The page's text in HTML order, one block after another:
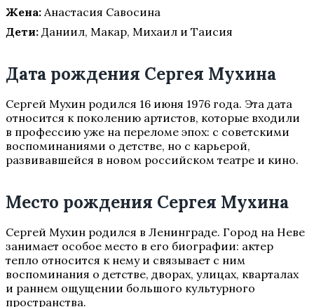
Жена: Анастасия Савосина
Дети: Даниил, Макар, Михаил и Таисия
Дата рождения Сергея Мухина
Сергей Мухин родился 16 июня 1976 года. Эта дата
относится к поколению артистов, которые входили
в профессию уже на переломе эпох: с советскими
воспоминаниями о детстве, но с карьерой,
развивавшейся в новом российском театре и кино.
Место рождения Сергея Мухина
Сергей Мухин родился в Ленинграде. Город на Неве
занимает особое место в его биографии: актер
тепло относится к нему и связывает с ним
воспоминания о детстве, дворах, улицах, кварталах
и раннем ощущении большого культурного
пространства.